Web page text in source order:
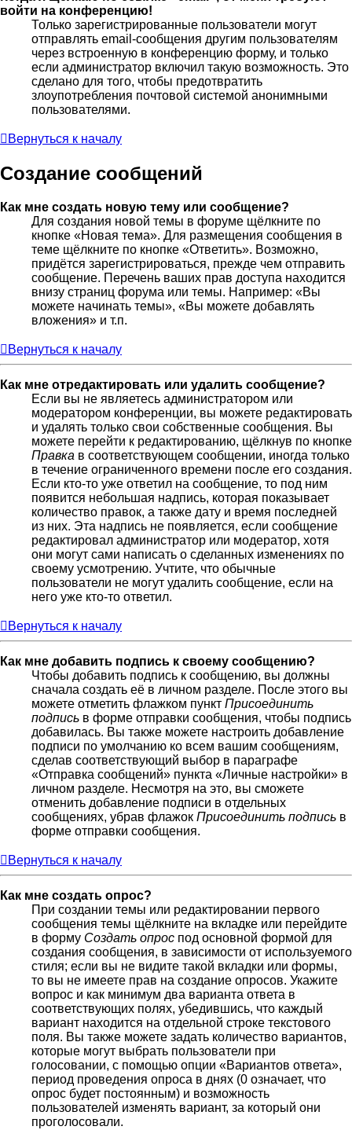
войти на конференцию!
Только зарегистрированные пользователи могут
отправлять email-сообщения другим пользователям
через встроенную в конференцию форму, и только
если администратор включил такую возможность. Это
сделано для того, чтобы предотвратить
злоупотребления почтовой системой анонимными
пользователями.
Вернуться к началу
Создание сообщений
Как мне создать новую тему или сообщение?
Для создания новой темы в форуме щёлкните по
кнопке «Новая тема». Для размещения сообщения в
теме щёлкните по кнопке «Ответить». Возможно,
придётся зарегистрироваться, прежде чем отправить
сообщение. Перечень ваших прав доступа находится
внизу страниц форума или темы. Например: «Вы
можете начинать темы», «Вы можете добавлять
вложения» и т.п.
Вернуться к началу
Как мне отредактировать или удалить сообщение?
Если вы не являетесь администратором или
модератором конференции, вы можете редактировать
и удалять только свои собственные сообщения. Вы
можете перейти к редактированию, щёлкнув по кнопке
Правка в соответствующем сообщении, иногда только
в течение ограниченного времени после его создания.
Если кто-то уже ответил на сообщение, то под ним
появится небольшая надпись, которая показывает
количество правок, а также дату и время последней
из них. Эта надпись не появляется, если сообщение
редактировал администратор или модератор, хотя
они могут сами написать о сделанных изменениях по
своему усмотрению. Учтите, что обычные
пользователи не могут удалить сообщение, если на
него уже кто-то ответил.
Вернуться к началу
Как мне добавить подпись к своему сообщению?
Чтобы добавить подпись к сообщению, вы должны
сначала создать её в личном разделе. После этого вы
можете отметить флажком пункт Присоединить
подпись в форме отправки сообщения, чтобы подпись
добавилась. Вы также можете настроить добавление
подписи по умолчанию ко всем вашим сообщениям,
сделав соответствующий выбор в параграфе
«Отправка сообщений» пункта «Личные настройки» в
личном разделе. Несмотря на это, вы сможете
отменить добавление подписи в отдельных
сообщениях, убрав флажок Присоединить подпись в
форме отправки сообщения.
Вернуться к началу
Как мне создать опрос?
При создании темы или редактировании первого
сообщения темы щёлкните на вкладке или перейдите
в форму Создать опрос под основной формой для
создания сообщения, в зависимости от используемого
стиля; если вы не видите такой вкладки или формы,
то вы не имеете прав на создание опросов. Укажите
вопрос и как минимум два варианта ответа в
соответствующих полях, убедившись, что каждый
вариант находится на отдельной строке текстового
поля. Вы также можете задать количество вариантов,
которые могут выбрать пользователи при
голосовании, с помощью опции «Вариантов ответа»,
период проведения опроса в днях (0 означает, что
опрос будет постоянным) и возможность
пользователей изменять вариант, за который они
проголосовали.